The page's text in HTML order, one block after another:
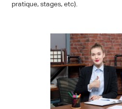
pratique, stages, etc).